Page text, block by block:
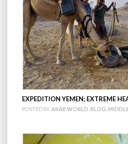
EXPEDITION YEMEN; EXTREME
POSTED IN: ARAB WORLD BLOG